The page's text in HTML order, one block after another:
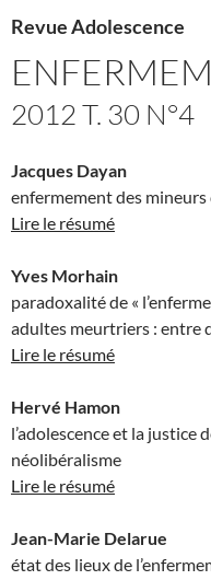
Revue Adolescence
AU
CONTENU
2012 T. 30 N°4
Jacques Dayan
enfermement des
Lire le résumé
Yves Morhain
paradoxalité de «
adultes meurtriers :
Lire le résumé
Hervé Hamon
l’adolescence et la justice
néolibéralisme
Lire le résumé
Jean-Marie Delarue
état des lieux de